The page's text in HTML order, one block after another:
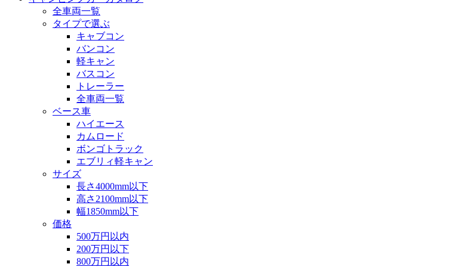
全車両一覧
タイプで選ぶ
キャブコン
バンコン
軽キャン
バスコン
トレーラー
全車両一覧
ベース車
ハイエース
カムロード
ボンゴトラック
エブリィ軽キャン
サイズ
長さ4000mm以下
高さ2100mm以下
幅1850mm以下
価格
500万円以内
200万円以下
800万円以内